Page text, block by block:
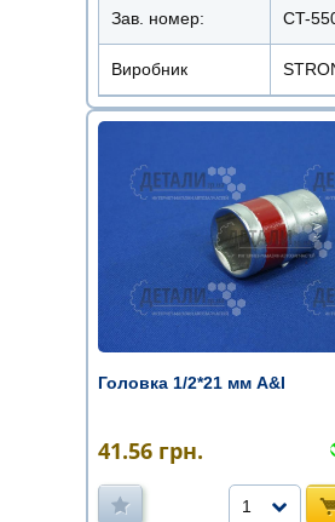
Зав. номер: CT-
Виробник
Головка 1/2*21 мм A&I
41.56 грн.
1